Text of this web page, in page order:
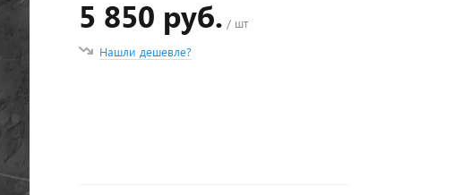
5 850 руб. / шт
Нашли дешевле?